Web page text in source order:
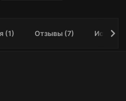
(1) Отзывы (7) История